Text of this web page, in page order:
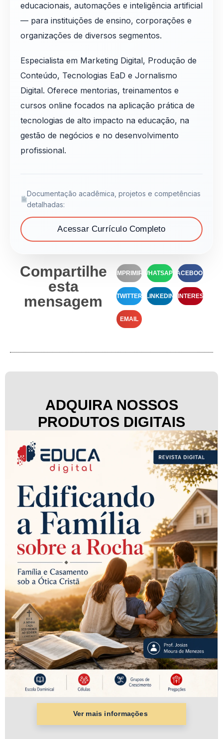
educacionais, automações e inteligência artificial
— para instituições de ensino, corporações e
organizações de diversos segmentos.
Especialista em Marketing Digital, Produção de
Conteúdo, Tecnologias EaD e Jornalismo
Digital. Oferece mentorias, treinamentos e
cursos online focados na aplicação prática de
tecnologias de alto impacto na educação, na
gestão de negócios e no desenvolvimento
profissional.
Documentação acadêmica, projetos e competências
detalhadas:
Acessar Currículo Completo
Compartilhe
esta
mensagem
IMPRIMIR WHATSAPP FACEBOOK
TWITTER LINKEDIN PINTEREST
EMAIL
ADQUIRA NOSSOS
PRODUTOS DIGITAIS